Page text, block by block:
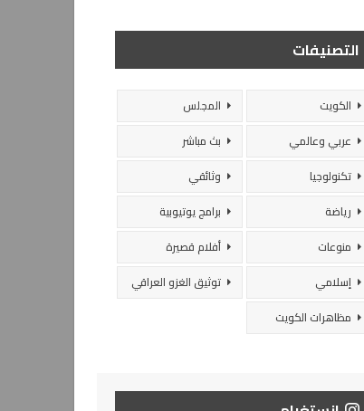
التصنيفات
الكويت
المجلس
عربي وعالمي
بث مباشر
تكنولوجيا
وثائقي
رياضة
برامج يوتيوبية
منوعات
أفلام قصيرة
إسلامي
توثيق الغزو العراقي
مظاهرات الكويت